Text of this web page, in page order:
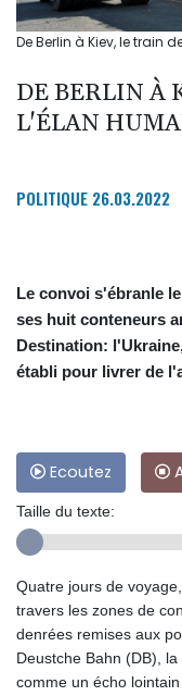
De Berlin à Kiev, le train
DE BERLIN À
L'ÉLAN
POLITIQUE 26.03.2022
Le convoi s'ébranle
ses huit conteneurs
Destination:
établi pour livrer de
Ecoutez
Taille du texte:
Quatre jours de
travers les zones de
denrées remises aux
Deustche Bahn (DB),
comme un écho